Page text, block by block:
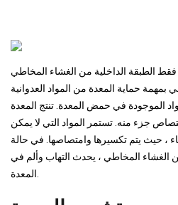
حماية المعدة من المواد العدوانية
الموجودة في حمض المعدة. تنتج المعدة
جزء منه. تستمر المواد التي لا يمكن
، حيث يتم تكسيرها وامتصاصها. في حالة
الغشاء المخاطي ، يحدث التهاب وألم في